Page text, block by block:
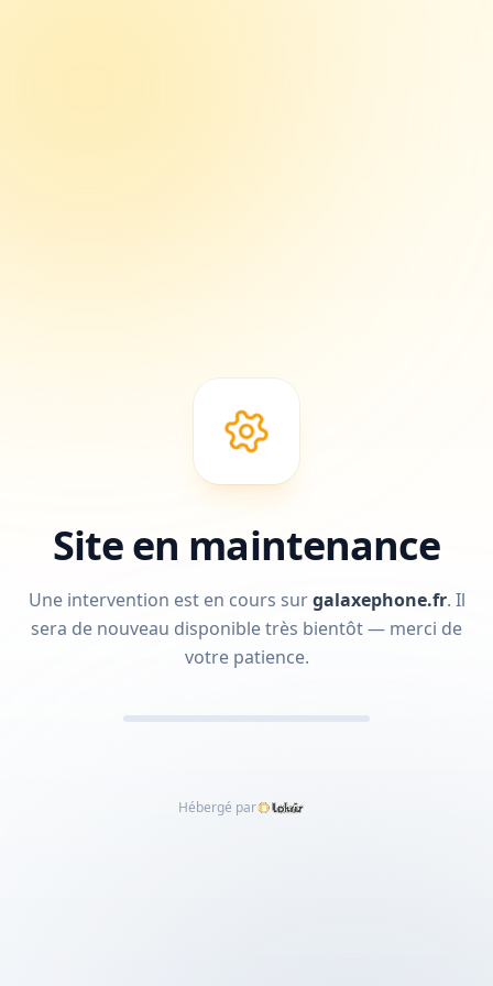
Site en maintenance
Une intervention est en cours surgalaxephone.fr. Il
sera de nouveau disponible très bientôt — merci de
votre patience.
Hébergé par